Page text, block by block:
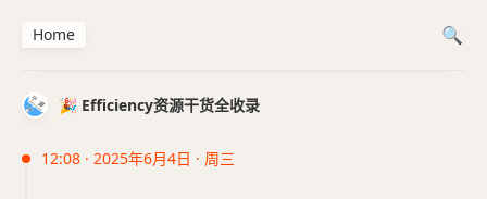
🎉 Efficiency资源干货全收录
12:08 · 2025年6月4日 · 周三
Home